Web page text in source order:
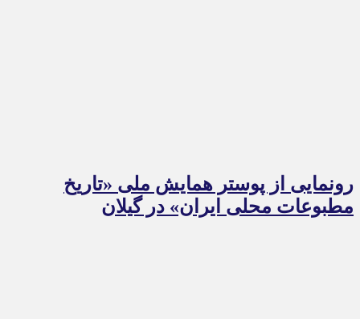
رونمایی از پوستر همایش ملی «تاریخ
مطبوعات محلی ایران» در گیلان